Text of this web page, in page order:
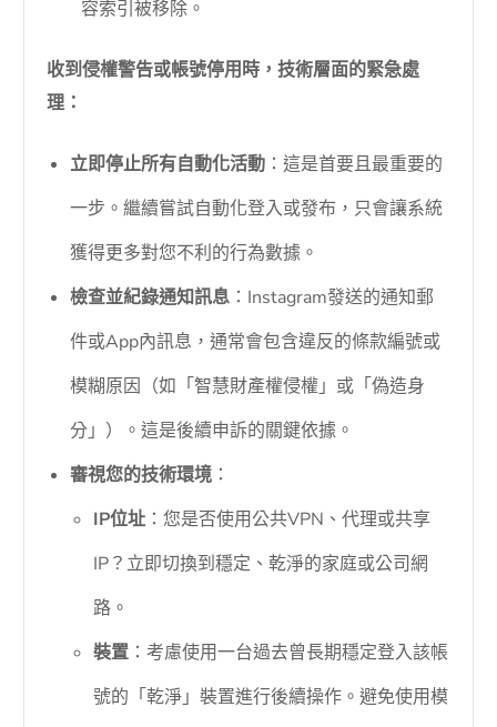
容索引被移除。
收到侵權警告或帳號停用時，技術層面的緊急處
理：
立即停止所有自動化活動 ：這是首要且最重要的
一步。繼續嘗試自動化登入或發布，只會讓系統
獲得更多對您不利的行為數據。
檢查並紀錄通知訊息 ：Instagram發送的通知郵
件或App內訊息，通常會包含違反的條款編號或
模糊原因（如「智慧財產權侵權」或「偽造身
分」）。這是後續申訴的關鍵依據。
審視您的技術環境 ：
IP位址：您是否使用公共VPN、代理或共享
IP？立即切換到穩定、乾淨的家庭或公司網
路。
裝置：考慮使用一台過去曾長期穩定登入該帳
號的「乾淨」裝置進行後續操作。避免使用模